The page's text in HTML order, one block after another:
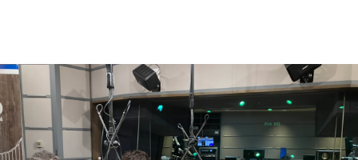
お知らせ
イベント・グッズ
YouTube
会社情報